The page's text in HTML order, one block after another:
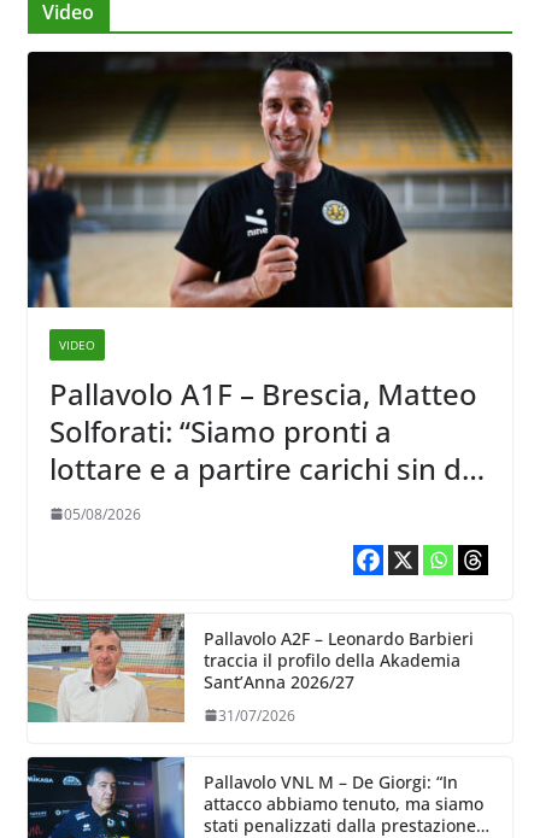
Video
VIDEO
Pallavolo A1F – Brescia, Matteo
Solforati: “Siamo pronti a
lottare e a partire carichi sin dal
primo giorno”
05/08/2026
Pallavolo A2F – Leonardo Barbieri
traccia il profilo della Akademia
Sant’Anna 2026/27
31/07/2026
Pallavolo VNL M – De Giorgi: “In
attacco abbiamo tenuto, ma siamo
stati penalizzati dalla prestazione